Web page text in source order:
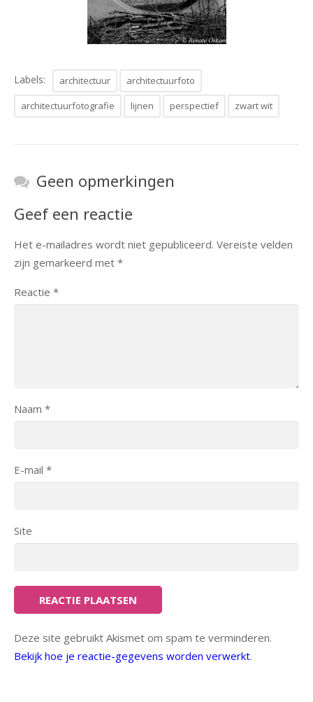
Labels: architectuur
architectuurfoto
architectuurfotografie
lijnen perspectief zwart wit
Geen opmerkingen
Geef een reactie
Het e-mailadres wordt niet gepubliceerd. Vereiste velden
zijn gemarkeerd met *
Reactie *
Naam *
E-mail *
Site
Deze site gebruikt Akismet om spam te verminderen.
Bekijk hoe je reactie-gegevens worden verwerkt.